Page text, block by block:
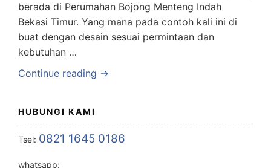
berada di Perumahan Bojong Menteng Indah
Bekasi Timur. Yang mana pada contoh kali ini di
buat dengan desain sesuai permintaan dan
kebutuhan …
Continue reading →
HUBUNGI KAMI
Tsel: 0821 1645 0186
whatsapp: